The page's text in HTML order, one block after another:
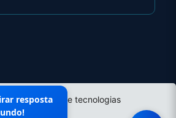
resposta
utiliza cookies e tecnologias